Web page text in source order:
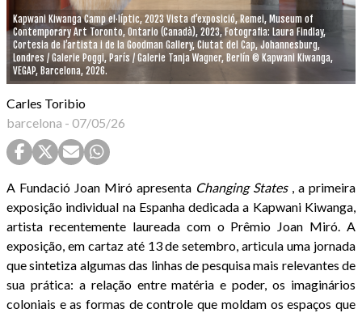
Kapwani Kiwanga Camp el·líptic, 2023 Vista d’exposició, Remei, Museum of
Contemporary Art Toronto, Ontario (Canadà), 2023, Fotografia: Laura Findlay,
Cortesia de l’artista i de la Goodman Gallery, Ciutat del Cap, Johannesburg,
Londres / Galerie Poggi, París / Galerie Tanja Wagner, Berlín © Kapwani Kiwanga,
VEGAP, Barcelona, 2026.
Carles Toribio
barcelona - 07/05/26
A Fundació Joan Miró apresenta Changing States, a primeira
exposição individual na Espanha dedicada a Kapwani Kiwanga,
artista recentemente laureada com o Prêmio Joan Miró. A
exposição, em cartaz até 13 de setembro, articula uma jornada
que sintetiza algumas das linhas de pesquisa mais relevantes de
sua prática: a relação entre matéria e poder, os imaginários
coloniais e as formas de controle que moldam os espaços que